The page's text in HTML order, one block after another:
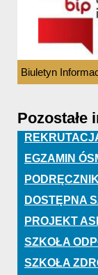
Biuletyn
Pozostałe
EGZAMIN
PODRĘCZNIKI
DOSTĘPNA
PROJEKT
SZKOŁA
SZKOŁA